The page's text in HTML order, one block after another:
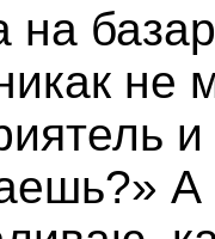
на
не
А